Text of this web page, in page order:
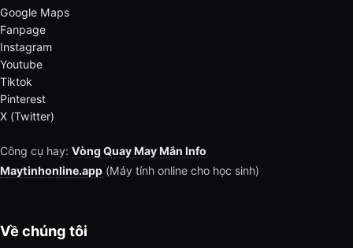
Google Maps
Fanpage
Instagram
Youtube
Tiktok
Pinterest
X (Twitter)
Công cụ hay: Vòng Quay May Mắn Info
Maytinhonline.app (Máy tính online cho học sinh)
Về chúng tôi